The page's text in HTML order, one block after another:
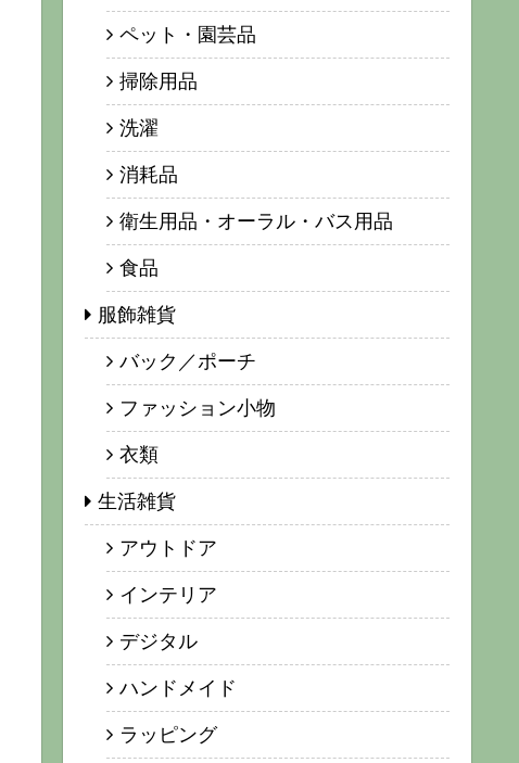
ペット・園芸品
掃除用品
洗濯
消耗品
衛生用品・オーラル・バス用品
食品
服飾雑貨
バック／ポーチ
ファッション小物
衣類
生活雑貨
アウトドア
インテリア
デジタル
ハンドメイド
ラッピング